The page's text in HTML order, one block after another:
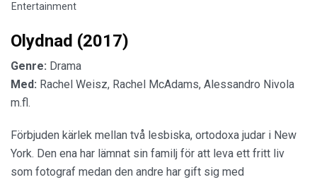
Entertainment
Olydnad (2017)
Genre: Drama
Med: Rachel Weisz, Rachel McAdams, Alessandro Nivola
m.fl.
Förbjuden kärlek mellan två lesbiska, ortodoxa judar i New
York. Den ena har lämnat sin familj för att leva ett fritt liv
som fotograf medan den andre har gift sig med